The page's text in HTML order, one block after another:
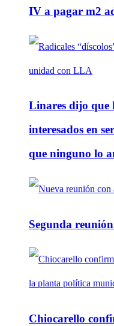
IV a pagar m2
Linares dijo que
interesados en
que ninguno lo
Segunda
Chiocarello